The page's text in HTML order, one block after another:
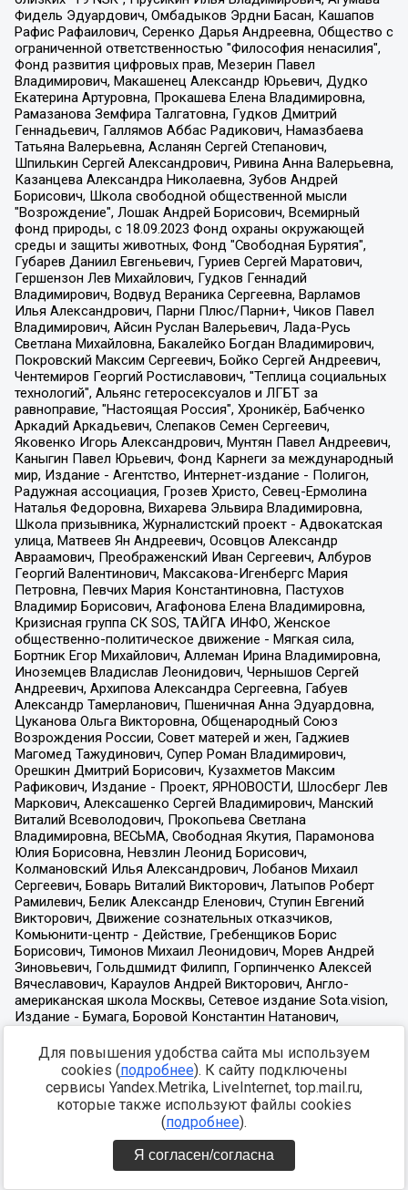
Для повышения удобства сайта мы используем
cookies (подробнее). К сайту подключены
сервисы Yandex.Metrika, LiveInternet, top.mail.ru,
которые также используют файлы cookies
(подробнее).
Я согласен/согласна